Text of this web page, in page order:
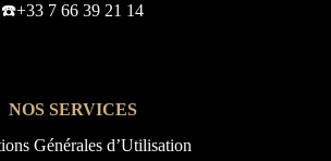
☎️+33 7 66 39 21 14
NOS SERVICES
Générales d’Utilisation